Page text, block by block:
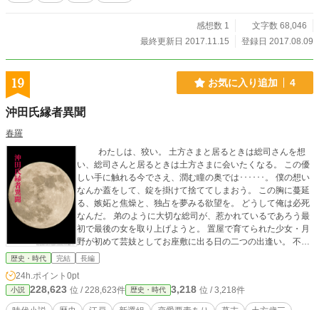
感想数 1
文字数 68,046
最終更新日 2017.11.15
登録日 2017.08.09
19 お気に入り追加 4
沖田氏縁者異聞
春羅
わたしは、狡い。 土方さまと居るときは総司さんを想
い、総司さんと居るときは土方さまに会いたくなる。 この優
しい手に触れる今でさえ、潤む瞳の奥では･･････。 僕の想い
なんか蓋をして、錠を掛けて捨ててしまおう。 この胸に蔓延
る、嫉妬と焦燥と、独占を夢みる欲望を。 どうして俺は必死
なんだ。 弟のように大切な総司が、惹かれているであろう最
初で最後の女を取り上げようと。 置屋で育てられた少女・月
野が初めて芸妓としてお座敷に出る日の二つの出逢い。 不思
議な縁を感じる青年・総司と、客として訪れた新選組副長・
想いが絡むオリジナル小説です。
歴史・時代 完結 長編
24h.ポイント 0pt
小説 228,623 位 / 228,623件 歴史・時代 3,218 位 / 3,218件